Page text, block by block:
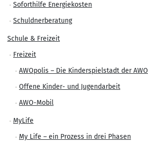
Soforthilfe Energiekosten
Schuldnerberatung
Schule & Freizeit
Freizeit
AWOpolis – Die Kinderspielstadt der AWO
Offene Kinder- und Jugendarbeit
AWO-Mobil
MyLife
My Life – ein Prozess in drei Phasen